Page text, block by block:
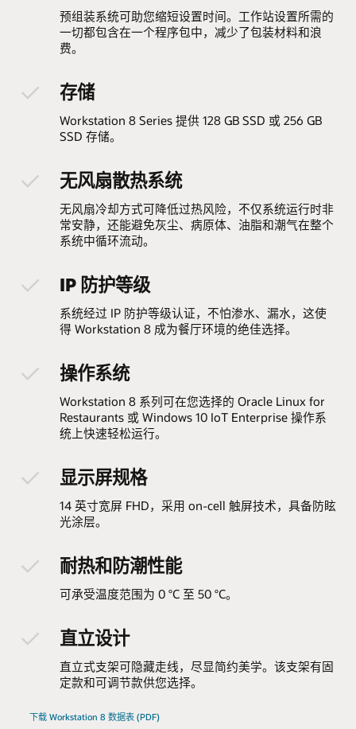
预组装系统可助您缩短设置时间。工作站设置所需的
一切都包含在一个程序包中，减少了包装材料和浪
费。
存储
Workstation 8 Series 提供 128 GB SSD 或 256 GB
SSD 存储。
无风扇散热系统
无风扇冷却方式可降低过热风险，不仅系统运行时非
常安静，还能避免灰尘、病原体、油脂和潮气在整个
系统中循环流动。
IP 防护等级
系统经过 IP 防护等级认证，不怕渗水、漏水，这使
得 Workstation 8 成为餐厅环境的绝佳选择。
操作系统
Workstation 8 系列可在您选择的 Oracle Linux for
Restaurants 或 Windows 10 IoT Enterprise 操作系
统上快速轻松运行。
显示屏规格
14 英寸宽屏 FHD，采用 on-cell 触屏技术，具备防眩
光涂层。
耐热和防潮性能
可承受温度范围为 0 °C 至 50 °C。
直立设计
直立式支架可隐藏走线，尽显简约美学。该支架有固
定款和可调节款供您选择。
下载 Workstation 8 数据表 (PDF)